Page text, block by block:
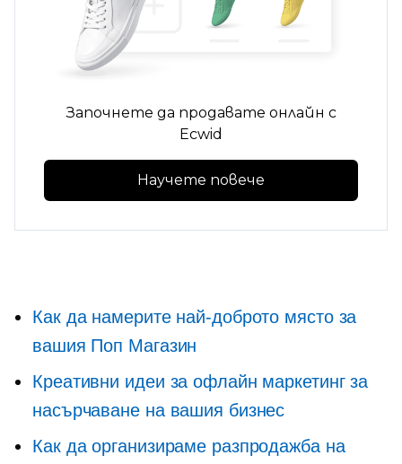
Започнете да продавате онлайн с
Ecwid
Научете повече
Как да намерите най-доброто място за
вашия Поп Магазин
Креативни идеи за офлайн маркетинг за
насърчаване на вашия бизнес
Как да организираме разпродажба на